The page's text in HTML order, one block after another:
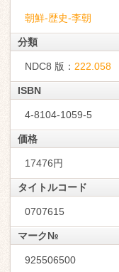
朝鮮-歴史-李朝
分類
NDC8 版： 222.058
ISBN
4-8104-1059-5
価格
17476円
タイトルコード
0707615
マーク№
925506500